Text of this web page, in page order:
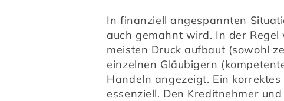
In finanziell angespannten
auch gemahnt wird. In der Regel
meisten Druck aufbaut (sowohl
einzelnen Gläubigern
Handeln angezeigt. Ein
essenziell. Den Kreditnehmer